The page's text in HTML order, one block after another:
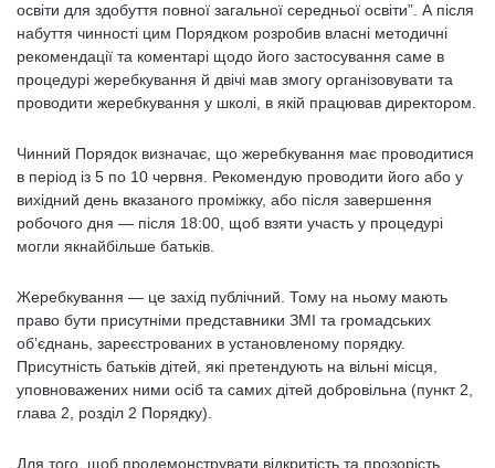
освіти для здобуття повної загальної середньої освіти”. А після
набуття чинності цим Порядком розробив власні методичні
рекомендації та коментарі щодо його застосування саме в
процедурі жеребкування й двічі мав змогу організовувати та
проводити жеребкування у школі, в якій працював директором.
Чинний Порядок визначає, що жеребкування має проводитися
в період із 5 по 10 червня. Рекомендую проводити його або у
вихідний день вказаного проміжку, або після завершення
робочого дня — після 18:00, щоб взяти участь у процедурі
могли якнайбільше батьків.
Жеребкування — це захід публічний. Тому на ньому мають
право бути присутніми представники ЗМІ та громадських
об’єднань, зареєстрованих в установленому порядку.
Присутність батьків дітей, які претендують на вільні місця,
уповноважених ними осіб та самих дітей добровільна (пункт 2,
глава 2, розділ 2 Порядку).
Для того, щоб продемонструвати відкритість та прозорість